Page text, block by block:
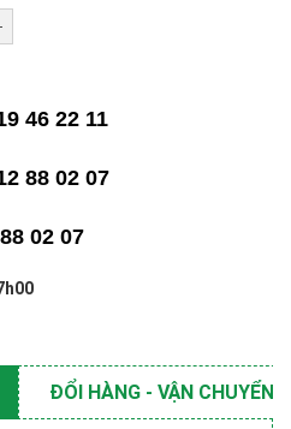
46 22 11
88 02 07
02 07
ĐỔI HÀNG - VẬN CHUYỂN